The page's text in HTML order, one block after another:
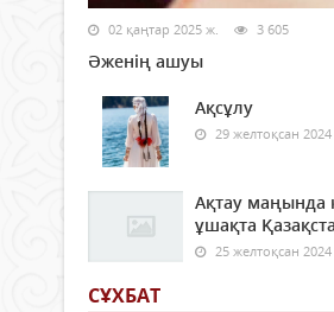
02 қаңтар 2025 ж. 3 605
Әженің ашуы
Ақсұлу
29 желтоқсан 2024
Ақтау маңында
ұшақта
25 желтоқсан 2024
СҰХБАТ